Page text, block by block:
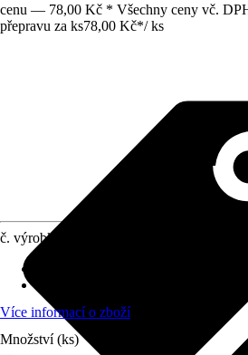
cenu — 78,00 Kč * Všechny ceny vč.
přepravu za ks78,00 Kč*/ ks
č. výrobku
Více informací o zboží
Množství (ks)